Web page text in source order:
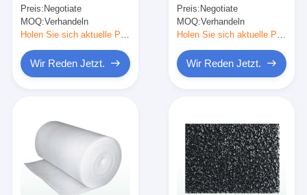
Halb automatische Nietmaschine
Rahmen-Schweißer
Aluminiumbeutelfilter
Staubbeutelfilter
Hohe
Staubspeicherkapazität
Preis:Negotiate
MOQ:Verhandeln
Holen Sie sich aktuelle Preis
Wir Reden Jetzt.
hohe
Staubspeicherkapazität
Preis:Negotiate
MOQ:Verhandeln
Holen Sie sich aktuelle Preis
Wir Reden Jetzt.